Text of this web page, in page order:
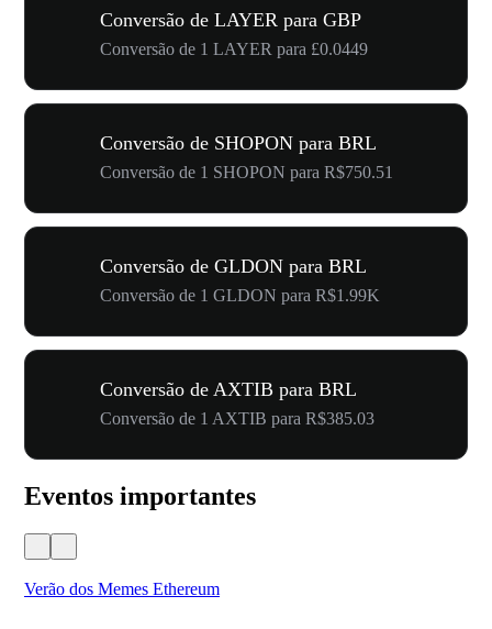
Conversão de LAYER para GBP
Conversão de 1 LAYER para £0.0449
Conversão de SHOPON para BRL
Conversão de 1 SHOPON para R$750.51
Conversão de GLDON para BRL
Conversão de 1 GLDON para R$1.99K
Conversão de AXTIB para BRL
Conversão de 1 AXTIB para R$385.03
Eventos importantes
Verão dos Memes Ethereum